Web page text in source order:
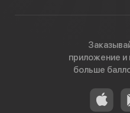
приложение и
больше